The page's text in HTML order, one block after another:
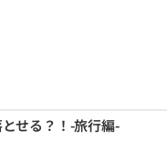
せる？！-旅行編-